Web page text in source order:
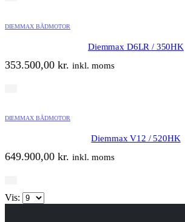
DIEMMAX BÅDMOTOR
Diemmax D6LR / 350HK
353.500,00 kr. inkl. moms
DIEMMAX BÅDMOTOR
Diemmax V12 / 520HK
649.900,00 kr. inkl. moms
Vis: